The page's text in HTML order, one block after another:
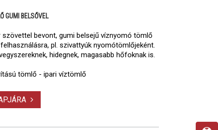
GUMI BELSŐVEL
bevont, gumi belsejű víznyomó tömlő
pl. szivattyúk nyomótömlőjeként.
hidegnek, magasabb hőfoknak is.
tömlő - ipari víztömlő